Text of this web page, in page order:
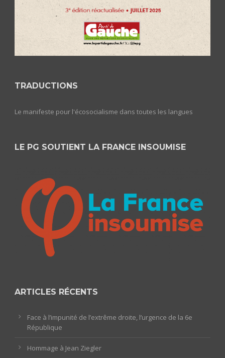
TRADUCTIONS
Le manifeste pour l'écosocialisme dans toutes les langues
LE PG SOUTIENT LA FRANCE INSOUMISE
ARTICLES RÉCENTS
Face à l’impunité de l’extrême droite, l’urgence de la 6e
République
Hommage à Jean Ziegler